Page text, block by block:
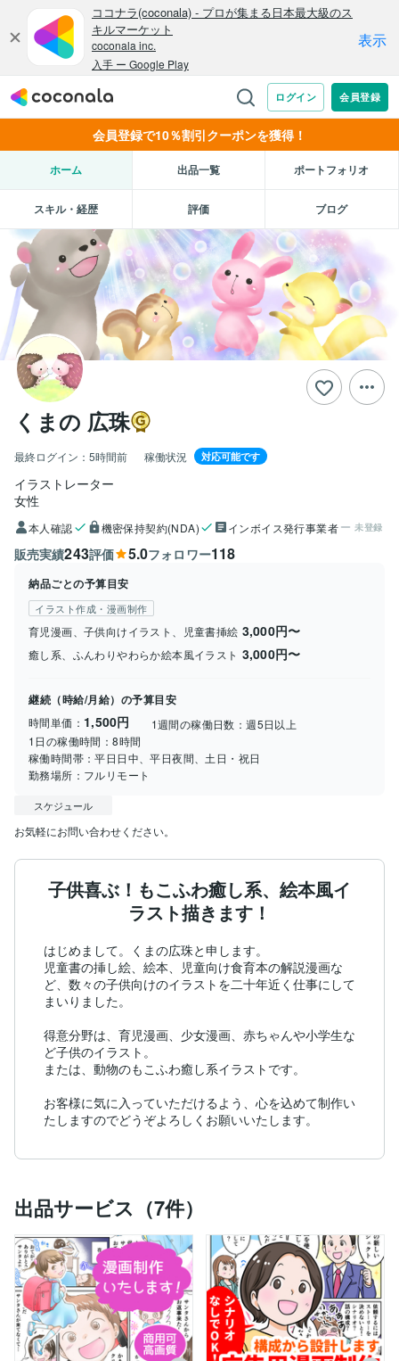
会員登録で10％割引クーポンを獲得！
ホーム 出品一覧 ポートフォリオ
スキル・経歴 評価 ブログ
くまの 広珠
最終ログイン： 5時間前 稼働状況 対応可能です
イラストレーター
女性
本人確認 機密保持契約(NDA) インボイス発行事業者 未登録
販売実績243評価 5.0フォロワー118
納品ごとの予算目安
イラスト作成・漫画制作
育児漫画、子供向けイラスト、児童書挿絵 3,000円〜
癒し系、ふんわりやわらか絵本風イラスト 3,000円〜
継続（時給/月給）の予算目安
時間単価： 1,500円 1週間の稼働日数：週5日以上
1日の稼働時間：8時間
稼働時間帯：平日日中、平日夜間、土日・祝日
勤務場所： フルリモート
スケジュール
お気軽にお問い合わせください。
子供喜ぶ！もこふわ癒し系、絵本風イ
ラスト描きます！
はじめまして。くまの広珠と申します。
児童書の挿し絵、絵本、児童向け食育本の解説漫画な
ど、数々の子供向けのイラストを二十年近く仕事にして
まいりました。
得意分野は、育児漫画、少女漫画、赤ちゃんや小学生な
ど子供のイラスト。
または、動物のもこふわ癒し系イラストです。
お客様に気に入っていただけるよう、心を込めて制作い
出品サービス（7件）